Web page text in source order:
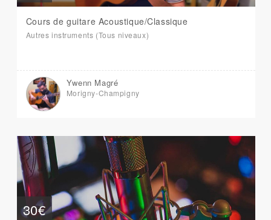
Cours de guitare Acoustique/Classique
Autres instruments (Tous niveaux)
Ywenn Magré
Morigny-Champigny
30€